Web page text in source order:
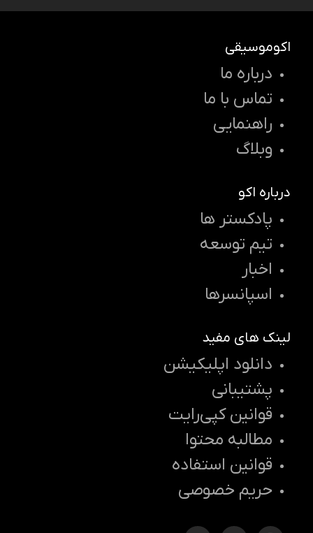
اکوموسیقی
درباره ما
تماس با ما
راهنمایی
وبلاگ
درباره اکو
پادکستر ها
تیم توسعه
اخبار
اسپانسرها
لینک های مفید
دانلود اپلیکیشن
پشتیبانی
قوانین کپی‌رایت
مطالبه محتوا
قوانین استفاده
حریم خصوصی